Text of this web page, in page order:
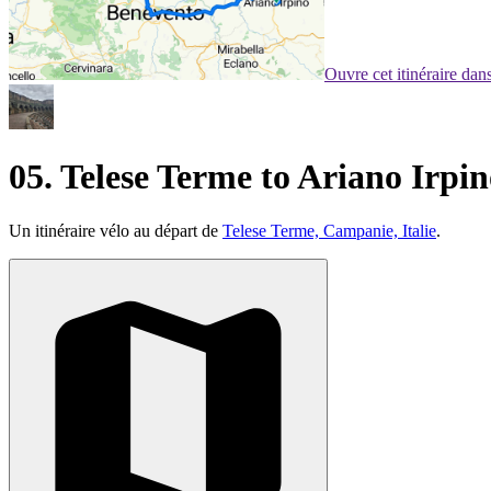
Ouvre cet itinéraire
05. Telese Terme to Ariano
Un itinéraire vélo au départ de Telese Terme, Campanie, Italie.